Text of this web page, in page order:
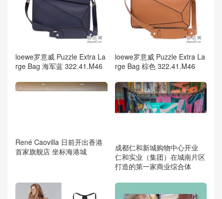
loewe罗意威 Puzzle Extra La
rge Bag 海军蓝 322.41.M46
loewe罗意威 Puzzle Extra La
rge Bag 棕色 322.41.M46
René Caovilla 日前开出香港
首家旗舰店 坐标海港城
成都仁和新城购物中心开业
仁和实业（集团）在城南片区
打造的第一家商业综合体